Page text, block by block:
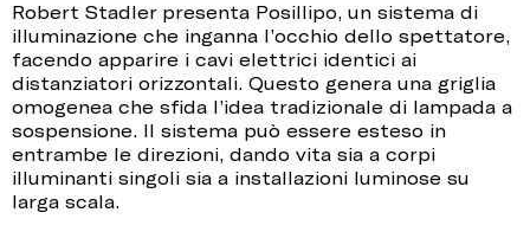
Robert Stadler presenta Posillipo, un sistema di
illuminazione che inganna l’occhio dello spettatore,
facendo apparire i cavi elettrici identici ai
distanziatori orizzontali. Questo genera una griglia
omogenea che sfida l’idea tradizionale di lampada a
sospensione. Il sistema può essere esteso in
entrambe le direzioni, dando vita sia a corpi
illuminanti singoli sia a installazioni luminose su
larga scala.